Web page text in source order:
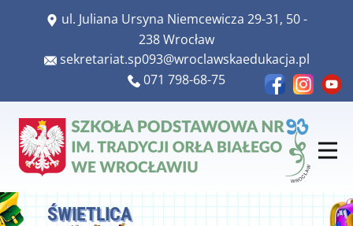
​ul. Juliana Ursyna Niemcewicza 29-31, 50 -
238 Wrocław
​​sekretariat.sp093@wroclawskaedukacja.pl
​​071 798-68-75
ŚWIETLICA